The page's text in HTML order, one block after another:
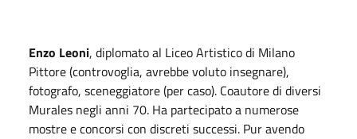
Enzo Leoni, diplomato al Liceo Artistico di Milano
Pittore (controvoglia, avrebbe voluto insegnare),
fotografo, sceneggiatore (per caso). Coautore di diversi
Murales negli anni 70. Ha partecipato a numerose
mostre e concorsi con discreti successi. Pur avendo